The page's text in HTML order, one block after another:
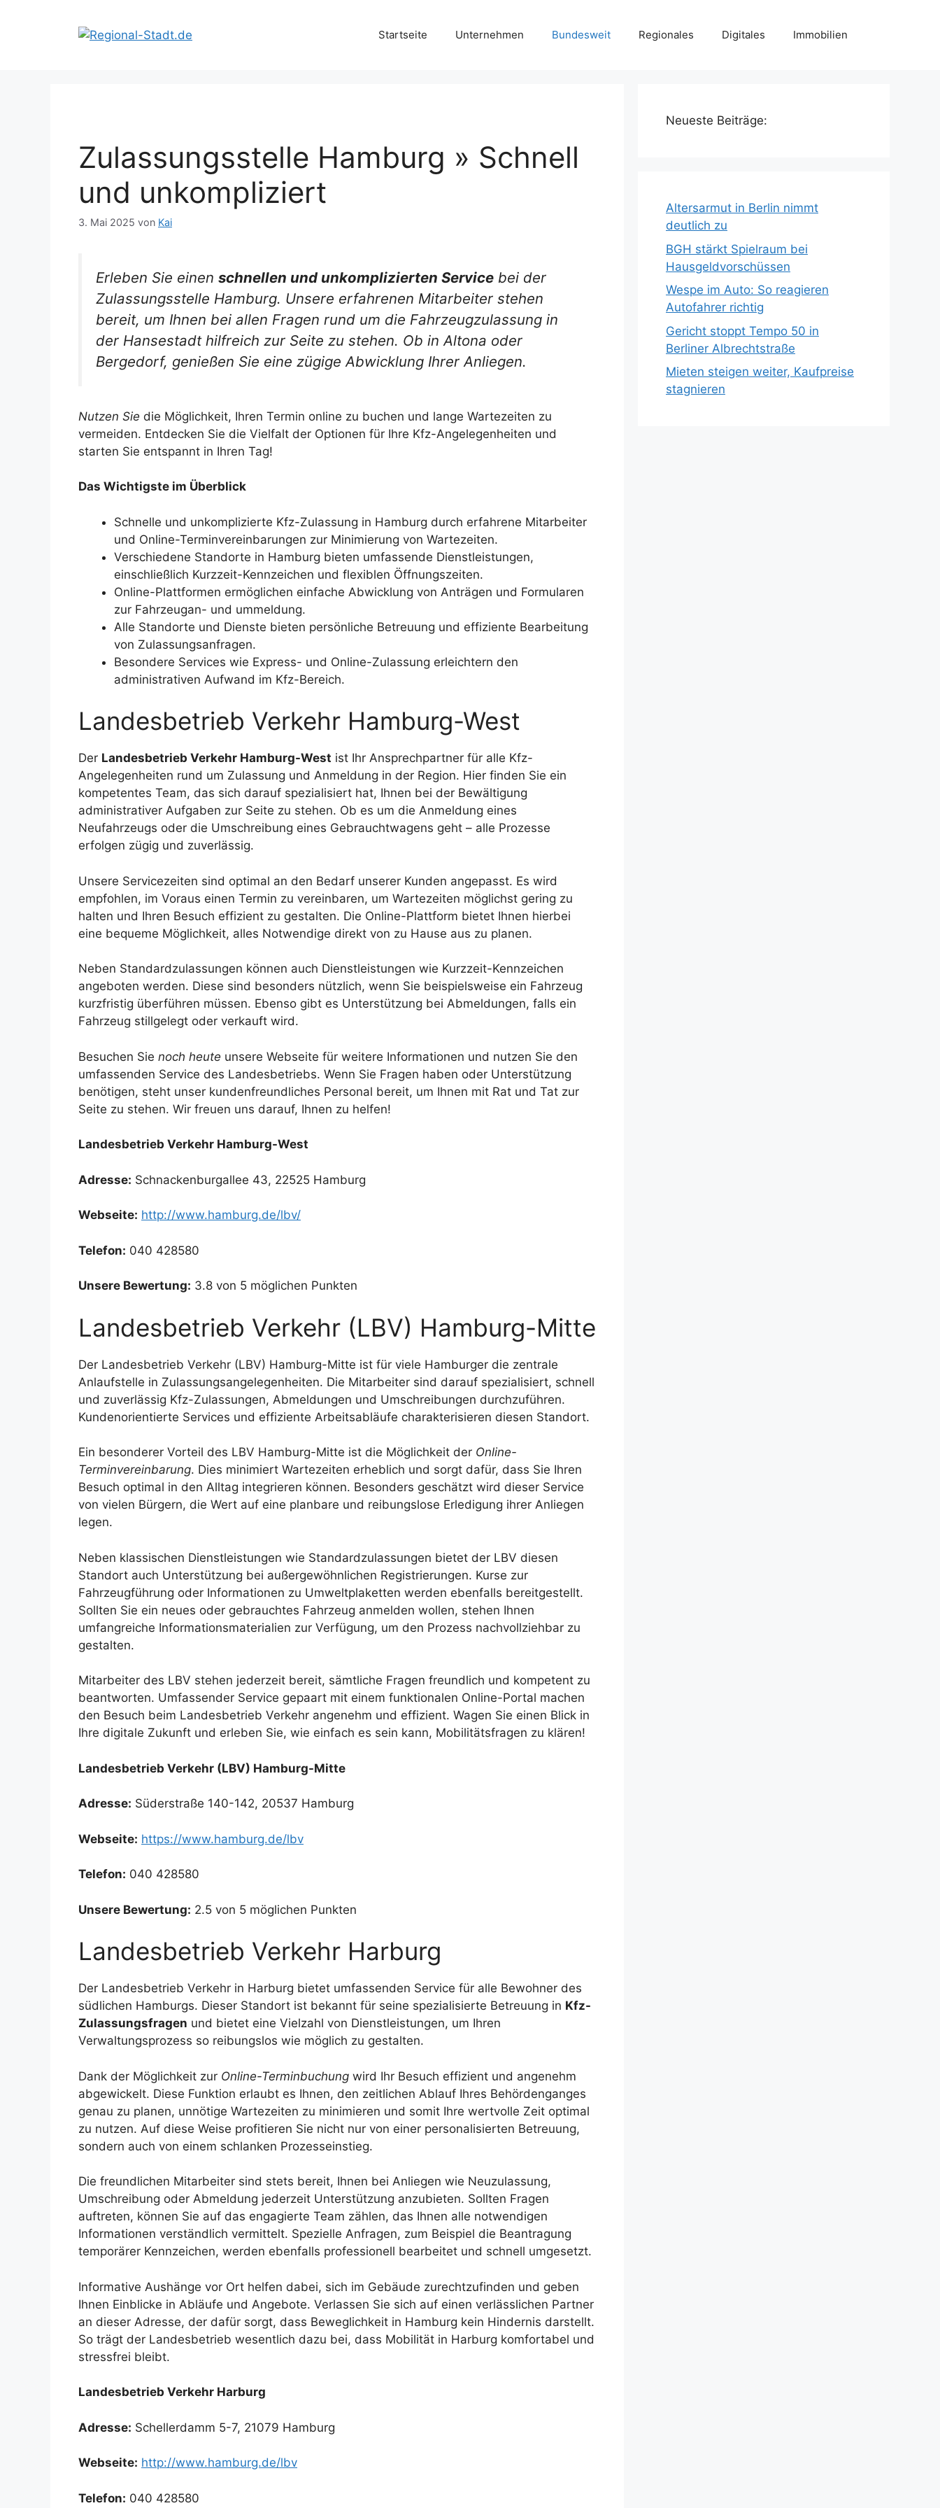
Startseite Unternehmen Bundesweit Regionales Digitales Immobilien
Zulassungsstelle Hamburg » Schnell
und unkompliziert
3. Mai 2025 von Kai
Erleben Sie einen schnellen und unkomplizierten Service bei der
Zulassungsstelle Hamburg. Unsere erfahrenen Mitarbeiter stehen
bereit, um Ihnen bei allen Fragen rund um die Fahrzeugzulassung in
der Hansestadt hilfreich zur Seite zu stehen. Ob in Altona oder
Bergedorf, genießen Sie eine zügige Abwicklung Ihrer Anliegen.
Nutzen Sie die Möglichkeit, Ihren Termin online zu buchen und lange Wartezeiten zu
vermeiden. Entdecken Sie die Vielfalt der Optionen für Ihre Kfz-Angelegenheiten und
starten Sie entspannt in Ihren Tag!
Das Wichtigste im Überblick
Schnelle und unkomplizierte Kfz-Zulassung in Hamburg durch erfahrene Mitarbeiter
und Online-Terminvereinbarungen zur Minimierung von Wartezeiten.
Verschiedene Standorte in Hamburg bieten umfassende Dienstleistungen,
einschließlich Kurzzeit-Kennzeichen und flexiblen Öffnungszeiten.
Online-Plattformen ermöglichen einfache Abwicklung von Anträgen und Formularen
zur Fahrzeugan- und ummeldung.
Alle Standorte und Dienste bieten persönliche Betreuung und effiziente Bearbeitung
von Zulassungsanfragen.
Besondere Services wie Express- und Online-Zulassung erleichtern den
administrativen Aufwand im Kfz-Bereich.
Landesbetrieb Verkehr Hamburg-West
Der Landesbetrieb Verkehr Hamburg-West ist Ihr Ansprechpartner für alle Kfz-
Angelegenheiten rund um Zulassung und Anmeldung in der Region. Hier finden Sie ein
kompetentes Team, das sich darauf spezialisiert hat, Ihnen bei der Bewältigung
administrativer Aufgaben zur Seite zu stehen. Ob es um die Anmeldung eines
Neufahrzeugs oder die Umschreibung eines Gebrauchtwagens geht – alle Prozesse
erfolgen zügig und zuverlässig.
Unsere Servicezeiten sind optimal an den Bedarf unserer Kunden angepasst. Es wird
empfohlen, im Voraus einen Termin zu vereinbaren, um Wartezeiten möglichst gering zu
halten und Ihren Besuch effizient zu gestalten. Die Online-Plattform bietet Ihnen hierbei
eine bequeme Möglichkeit, alles Notwendige direkt von zu Hause aus zu planen.
Neben Standardzulassungen können auch Dienstleistungen wie Kurzzeit-Kennzeichen
angeboten werden. Diese sind besonders nützlich, wenn Sie beispielsweise ein Fahrzeug
kurzfristig überführen müssen. Ebenso gibt es Unterstützung bei Abmeldungen, falls ein
Fahrzeug stillgelegt oder verkauft wird.
Besuchen Sie noch heute unsere Webseite für weitere Informationen und nutzen Sie den
umfassenden Service des Landesbetriebs. Wenn Sie Fragen haben oder Unterstützung
benötigen, steht unser kundenfreundliches Personal bereit, um Ihnen mit Rat und Tat zur
Seite zu stehen. Wir freuen uns darauf, Ihnen zu helfen!
Landesbetrieb Verkehr Hamburg-West
Adresse: Schnackenburgallee 43, 22525 Hamburg
Webseite: http://www.hamburg.de/lbv/
Telefon: 040 428580
Unsere Bewertung: 3.8 von 5 möglichen Punkten
Landesbetrieb Verkehr (LBV) Hamburg-Mitte
Der Landesbetrieb Verkehr (LBV) Hamburg-Mitte ist für viele Hamburger die zentrale
Anlaufstelle in Zulassungsangelegenheiten. Die Mitarbeiter sind darauf spezialisiert, schnell
und zuverlässig Kfz-Zulassungen, Abmeldungen und Umschreibungen durchzuführen.
Kundenorientierte Services und effiziente Arbeitsabläufe charakterisieren diesen Standort.
Ein besonderer Vorteil des LBV Hamburg-Mitte ist die Möglichkeit der Online-
Terminvereinbarung. Dies minimiert Wartezeiten erheblich und sorgt dafür, dass Sie Ihren
Besuch optimal in den Alltag integrieren können. Besonders geschätzt wird dieser Service
von vielen Bürgern, die Wert auf eine planbare und reibungslose Erledigung ihrer Anliegen
legen.
Neben klassischen Dienstleistungen wie Standardzulassungen bietet der LBV diesen
Standort auch Unterstützung bei außergewöhnlichen Registrierungen. Kurse zur
Fahrzeugführung oder Informationen zu Umweltplaketten werden ebenfalls bereitgestellt.
Sollten Sie ein neues oder gebrauchtes Fahrzeug anmelden wollen, stehen Ihnen
umfangreiche Informationsmaterialien zur Verfügung, um den Prozess nachvollziehbar zu
gestalten.
Mitarbeiter des LBV stehen jederzeit bereit, sämtliche Fragen freundlich und kompetent zu
beantworten. Umfassender Service gepaart mit einem funktionalen Online-Portal machen
den Besuch beim Landesbetrieb Verkehr angenehm und effizient. Wagen Sie einen Blick in
Ihre digitale Zukunft und erleben Sie, wie einfach es sein kann, Mobilitätsfragen zu klären!
Landesbetrieb Verkehr (LBV) Hamburg-Mitte
Adresse: Süderstraße 140-142, 20537 Hamburg
Webseite: https://www.hamburg.de/lbv
Telefon: 040 428580
Unsere Bewertung: 2.5 von 5 möglichen Punkten
Landesbetrieb Verkehr Harburg
Der Landesbetrieb Verkehr in Harburg bietet umfassenden Service für alle Bewohner des
südlichen Hamburgs. Dieser Standort ist bekannt für seine spezialisierte Betreuung in Kfz-
Zulassungsfragen und bietet eine Vielzahl von Dienstleistungen, um Ihren
Verwaltungsprozess so reibungslos wie möglich zu gestalten.
Dank der Möglichkeit zur Online-Terminbuchung wird Ihr Besuch effizient und angenehm
abgewickelt. Diese Funktion erlaubt es Ihnen, den zeitlichen Ablauf Ihres Behördenganges
genau zu planen, unnötige Wartezeiten zu minimieren und somit Ihre wertvolle Zeit optimal
zu nutzen. Auf diese Weise profitieren Sie nicht nur von einer personalisierten Betreuung,
sondern auch von einem schlanken Prozesseinstieg.
Die freundlichen Mitarbeiter sind stets bereit, Ihnen bei Anliegen wie Neuzulassung,
Umschreibung oder Abmeldung jederzeit Unterstützung anzubieten. Sollten Fragen
auftreten, können Sie auf das engagierte Team zählen, das Ihnen alle notwendigen
Informationen verständlich vermittelt. Spezielle Anfragen, zum Beispiel die Beantragung
temporärer Kennzeichen, werden ebenfalls professionell bearbeitet und schnell umgesetzt.
Informative Aushänge vor Ort helfen dabei, sich im Gebäude zurechtzufinden und geben
Ihnen Einblicke in Abläufe und Angebote. Verlassen Sie sich auf einen verlässlichen Partner
an dieser Adresse, der dafür sorgt, dass Beweglichkeit in Hamburg kein Hindernis darstellt.
So trägt der Landesbetrieb wesentlich dazu bei, dass Mobilität in Harburg komfortabel und
stressfrei bleibt.
Landesbetrieb Verkehr Harburg
Adresse: Schellerdamm 5-7, 21079 Hamburg
Webseite: http://www.hamburg.de/lbv
Telefon: 040 428580
Neueste Beiträge:
Altersarmut in Berlin nimmt
deutlich zu
BGH stärkt Spielraum bei
Hausgeldvorschüssen
Wespe im Auto: So reagieren
Autofahrer richtig
Gericht stoppt Tempo 50 in
Berliner Albrechtstraße
Mieten steigen weiter, Kaufpreise
stagnieren